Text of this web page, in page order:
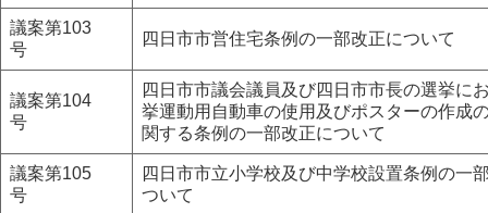
議案第103
号
四日市市営住宅条例の一部改正について
議案第104
号
四日市市議会議員及び四日市市長の選挙に
挙運動用自動車の使用及びポスターの作成
関する条例の一部改正について
議案第105
号
四日市市立小学校及び中学校設置条例の一
ついて